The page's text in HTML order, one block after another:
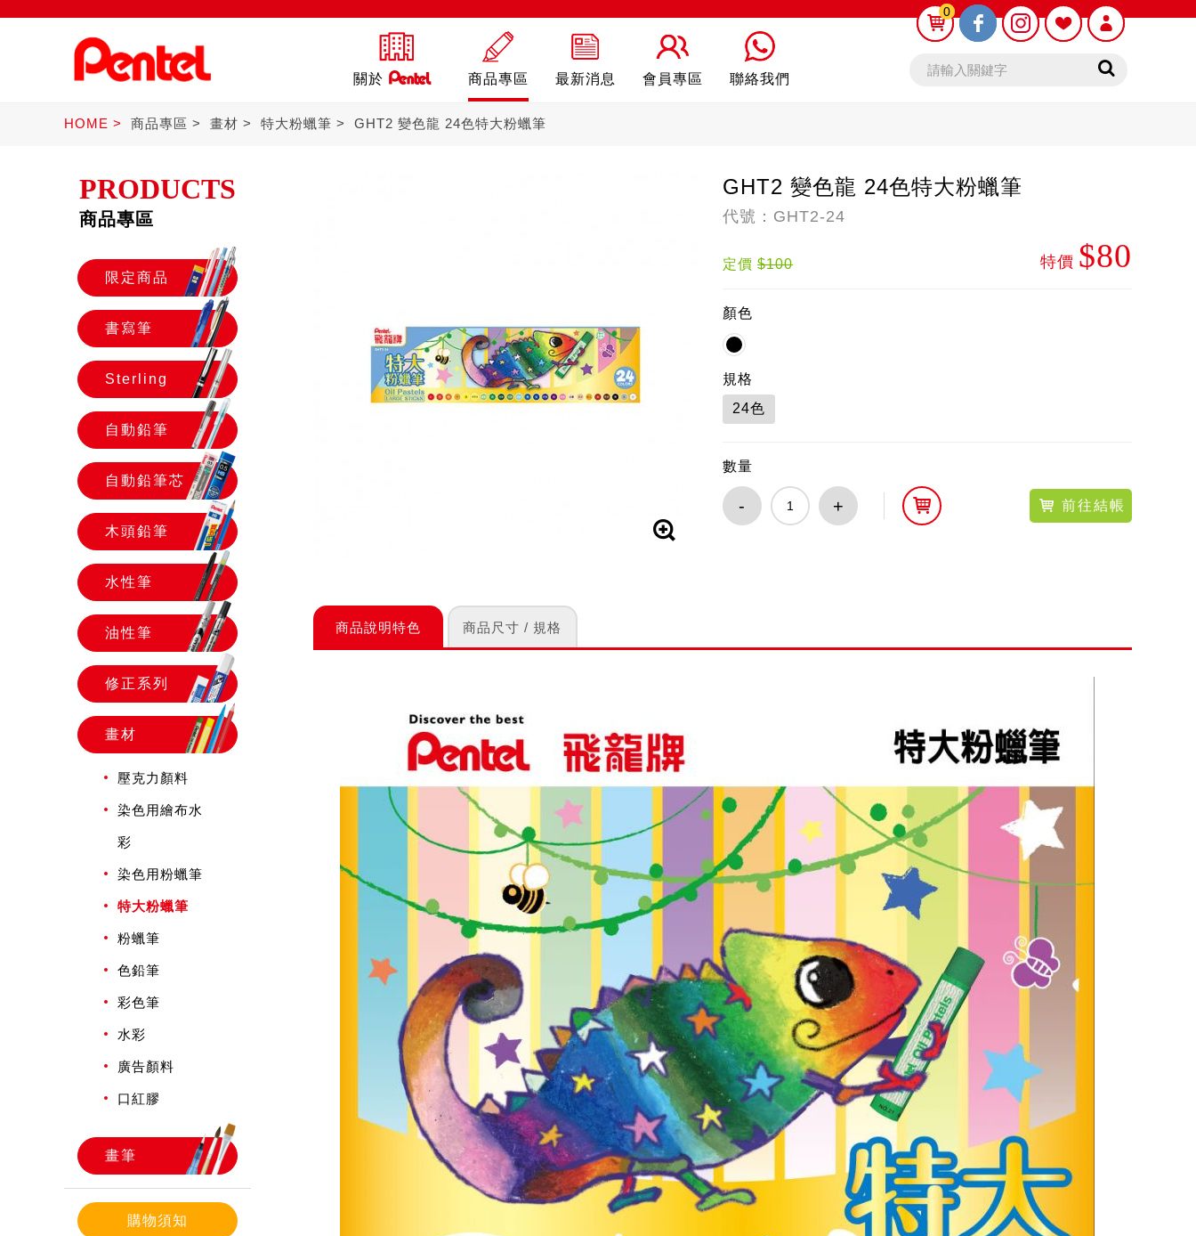
關於 商品專區
書寫筆 自動鉛筆芯
最新消息 會員專區 聯絡我們
0
0
HOME 商品專區 畫材 特大粉蠟筆 GHT2 變色龍 24色特大粉蠟筆
PRODUCTS
商品專區
限定商品
書寫筆
Sterling
自動鉛筆
自動鉛筆芯
木頭鉛筆
水性筆
油性筆
修正系列
畫材
壓克力顏料
染色用繪布水
彩
染色用粉蠟筆
特大粉蠟筆
粉蠟筆
色鉛筆
彩色筆
水彩
廣告顏料
口紅膠
畫筆
購物須知
GHT2 變色龍 24色特大粉蠟筆
代號：GHT2-24
定價 $100 特價 $80
顏色
規格
24色
數量
- + 前往結帳
商品說明特色 商品尺寸 / 規格